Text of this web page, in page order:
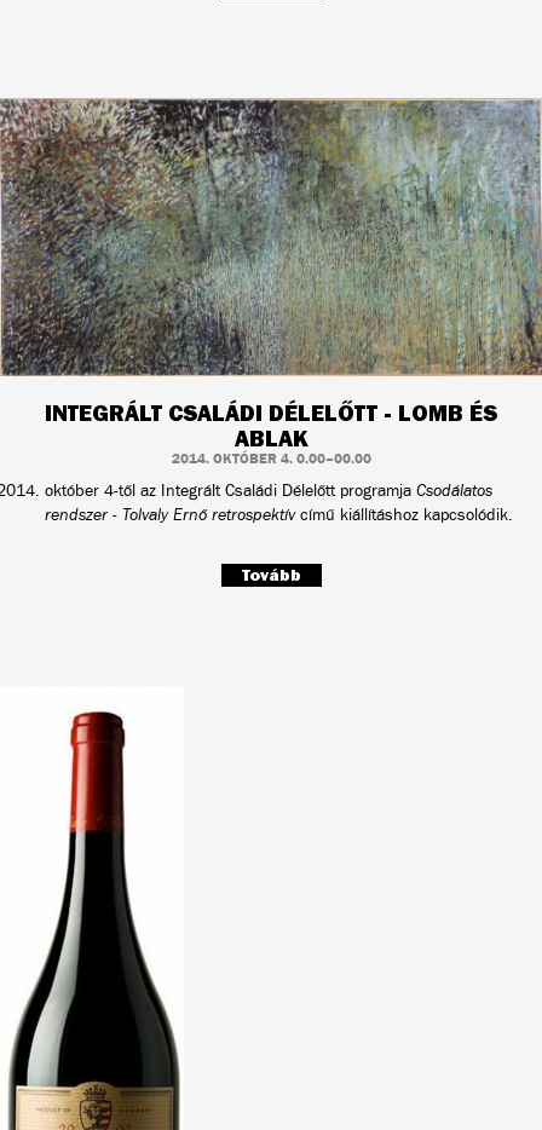
INTEGRÁLT CSALÁDI DÉLELŐTT - LOMB ÉS
ABLAK
2014. OKTÓBER 4. 0.00–00.00
október 4-től az Integrált Családi Délelőtt programja Csodálatos
rendszer - Tolvaly Ernő retrospektívcímű kiállításhoz kapcsolódik.
Tovább